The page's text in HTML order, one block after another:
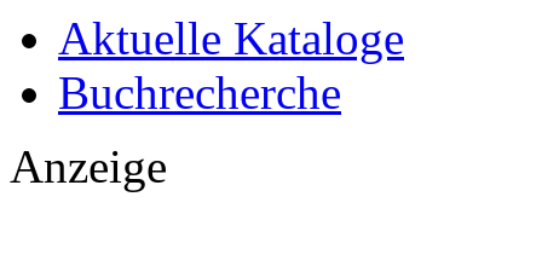
Aktuelle Kataloge
Buchrecherche
Anzeige